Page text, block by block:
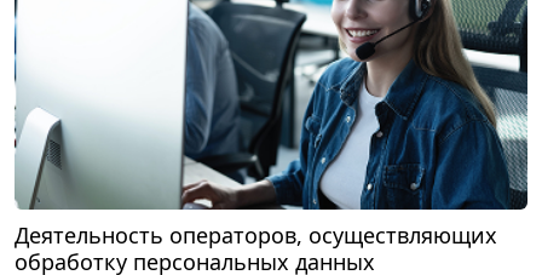
Деятельность операторов, осуществляющих
обработку персональных данных